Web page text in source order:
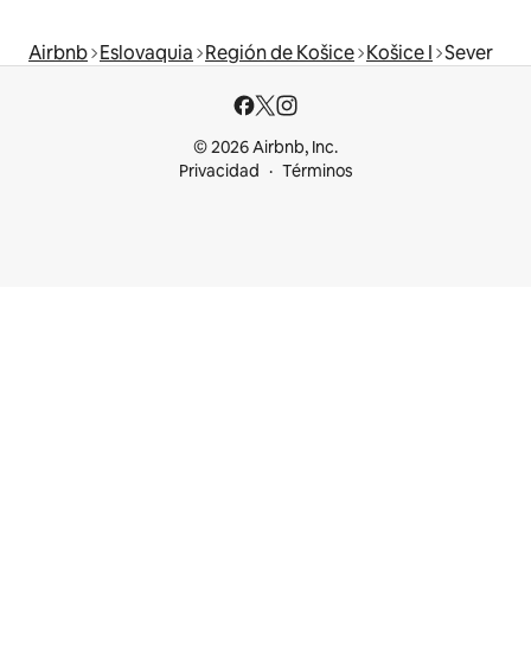
Airbnb Eslovaquia Región de Košice Košice I Sever
© 2026 Airbnb, Inc.
Privacidad
Términos